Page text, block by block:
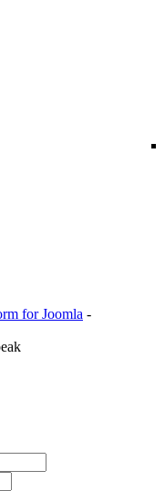
for Joomla -